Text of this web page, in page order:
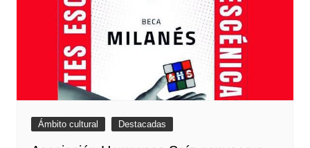
Ámbito cultural Destacadas